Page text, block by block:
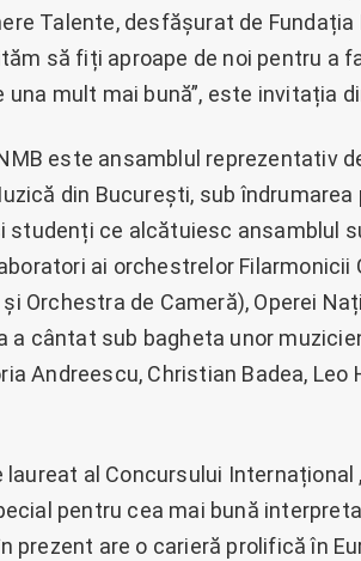
Talente, desfășurat de Fundația
să fiți aproape de noi pentru a
mult mai bună”, este invitația
este ansamblul reprezentativ
din București, sub îndrumarea
studenți ce alcătuiesc ansamblul
ai orchestrelor Filarmonicii
Orchestra de Cameră), Operei
a cântat sub bagheta unor
Andreescu, Christian Badea, Leo
al Concursului Internațional
pentru cea mai bună
prezent are o carieră prolifică în